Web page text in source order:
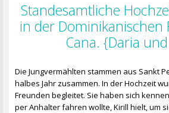
Standesamtliche
in der Dominikanischen
Cana. {Daria
Die Jungvermählten stammen aus Sankt
halbes Jahr zusammen. In der Hochzeit
Freunden begleitet. Sie haben sich
per Anhalter fahren wollte, Kirill hielt, um